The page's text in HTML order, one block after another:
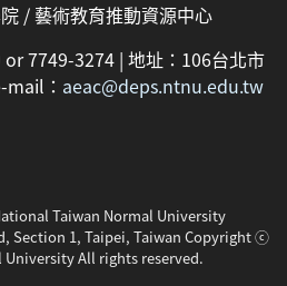
/ 藝術教育推動資源中心
7749-3274 | 地址：106台北市
： aeac@deps.ntnu.edu.tw
Taiwan Normal University
Section 1, Taipei, Taiwan Copyright ⓒ
All rights reserved.